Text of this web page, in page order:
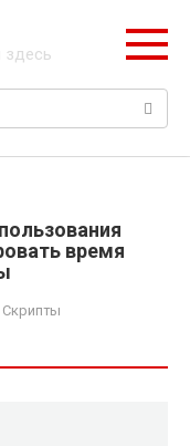
здесь
время